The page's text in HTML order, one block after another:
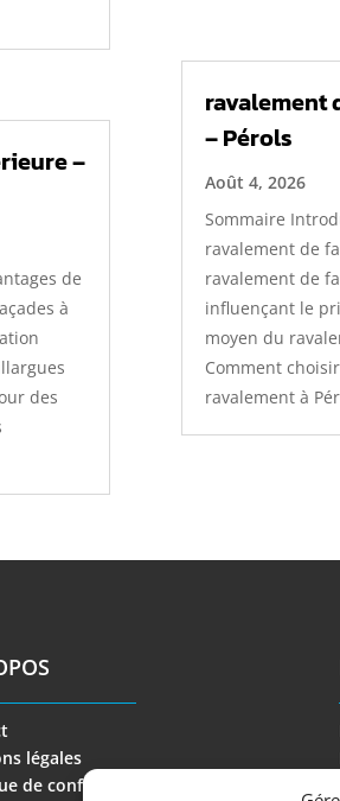
–
de
à
des
ravalement
– Pérols
Août 4, 2026
Sommaire
ravalement de
ravalement de
influençant le
moyen du
Comment
ravalement à
légales
de confidentialité